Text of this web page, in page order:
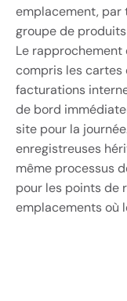
emplacement, par
groupe de
Le
compris les cartes
facturations
de bord
site pour la
enregistreuses
même processus
pour les points de
emplacements où